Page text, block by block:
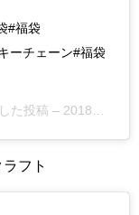
#福袋
ーチェーン#福袋
た投稿 – 2018年12月月31日午後10時05分PST
フト